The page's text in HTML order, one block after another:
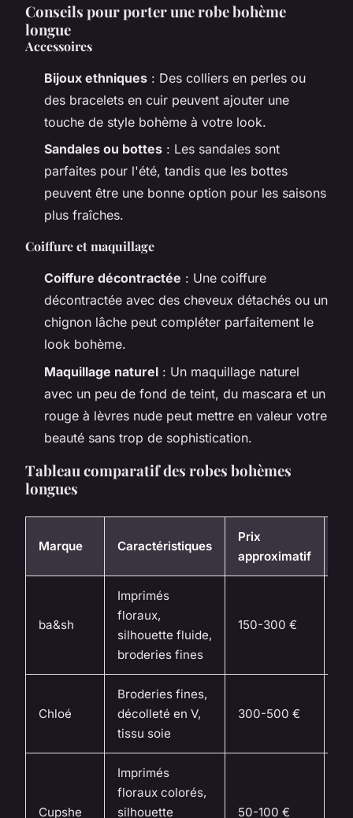
Conseils pour porter une robe bohème
longue
Accessoires
Bijoux ethniques : Des colliers en perles ou
des bracelets en cuir peuvent ajouter une
touche de style bohème à votre look.
Sandales ou bottes : Les sandales sont
parfaites pour l'été, tandis que les bottes
peuvent être une bonne option pour les saisons
plus fraîches.
Coiffure et maquillage
Coiffure décontractée : Une coiffure
décontractée avec des cheveux détachés ou un
chignon lâche peut compléter parfaitement le
look bohème.
Maquillage naturel : Un maquillage naturel
avec un peu de fond de teint, du mascara et un
rouge à lèvres nude peut mettre en valeur votre
beauté sans trop de sophistication.
Tableau comparatif des robes bohèmes
longues
Marque Caractéristiques
Prix
approximatif
ba&sh
Imprimés
floraux,
silhouette fluide,
broderies fines
150-300 €
Chloé
Broderies fines,
décolleté en V,
tissu soie
300-500 €
Cupshe
Imprimés
floraux colorés,
silhouette
50-100 €